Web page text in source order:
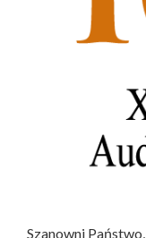
Szanowni Państwo,